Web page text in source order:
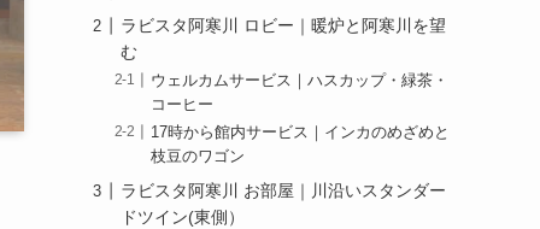
ラビスタ阿寒川 ロビー｜暖炉と阿寒川を望
む
ウェルカムサービス｜ハスカップ・緑茶・
コーヒー
17時から館内サービス｜インカのめざめと
枝豆のワゴン
ラビスタ阿寒川 お部屋｜川沿いスタンダー
ドツイン(東側）